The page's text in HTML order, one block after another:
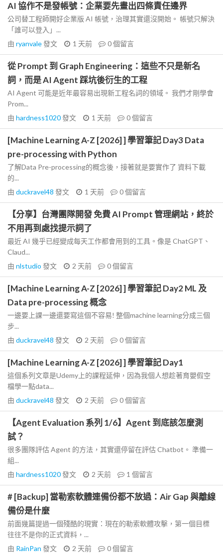
AI 協作不是發帳號：企業要先畫出四條責任邊界
公司替工程師開好企業版 AI 帳號，治理其實還沒開始。 帳號只解決
「誰可以登入」...
由 ryanvale發文 1 天前 0個留言
從 Prompt 到 Graph Engineering：這些不只是新名
詞，而是 AI Agent 踩坑後衍生的工程
AI Agent 可能是近年最容易出現新工程名詞的領域。 我們才剛學會
Prom...
由 hardness1020發文 1 天前 0個留言
[Machine Learning A-Z [2026] ] 學習筆記 Day3 Data
pre-processing with Python
了解Data Pre-processing的概念後，接著就是要實作了 資料下載
的...
由 duckravel48 發文 1 天前 0個留言
【分享】台灣團隊開發 免費 AI Prompt 管理網站，終於
不用再到處找提示詞了
最近 AI 幾乎已經變成每天工作都會用到的工具。像是 ChatGPT、
Claud...
由 nlstudio 發文 2 天前 0個留言
[Machine Learning A-Z [2026] ] 學習筆記 Day2 ML 及
Data pre-processing 概念
一邊要上課一邊還要寫這個不容易! 整個machine learning分成三個
步...
由 duckravel48 發文 2 天前 0個留言
[Machine Learning A-Z [2026] ] 學習筆記 Day1
這個系列文章是Udemy上的課程延伸，因為我個人想趁著育嬰假空
檔學一點data...
由 duckravel48 發文 2 天前 0個留言
【Agent Evaluation 系列 1/6】Agent 到底該怎麼測
試？
很多團隊評估 Agent 的方法，其實還停留在評估 Chatbot。 準備一
組...
由 hardness1020發文 2 天前 1 個留言
# [Backup] 當勒索軟體連備份都不放過：Air Gap 與離線
備份是什麼
前面幾篇提過一個殘酷的現實：現在的勒索軟體攻擊，第一個目標
往往不是你的正式資料，...
由 RainPan 發文 2 天前 0個留言